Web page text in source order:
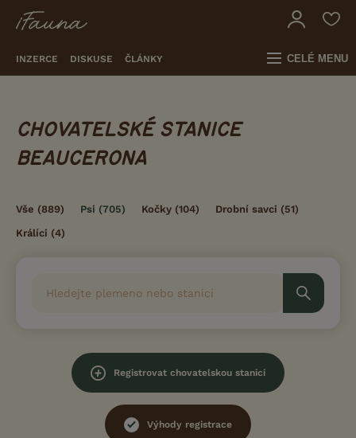
INZERCE DISKUSE ČLÁNKY CELÉ MENU
CHOVATELSKÉ STANICE
BEAUCERONA
Vše (889) Psi (705) Kočky (104) Drobní savci (51)
Králíci (4)
Registrovat chovatelskou stanici
Výhody registrace